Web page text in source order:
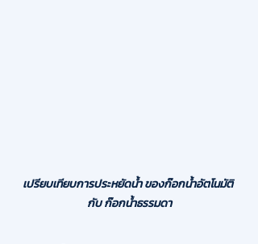
เปรียบเทียบการประหยัดน้ำ ของก๊อกน้ำอัตโนมัติ
กับ ก๊อกน้ำธรรมดา